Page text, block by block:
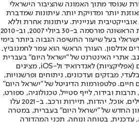
שנוסד מתוך האמונה שהציבור הישראלי
יותר ומדויקת יותר. עיתונות שמדברת
ועניינית. עיתונות אחרת וללא
תשלום. המהדורה המודפסת הראשונה פורסמה ב-30 ביולי 2007, וב-2010
בעל שיעור החשיפה הגבוה ביותר בימי
אדלסון. העורך הראשי הוא עמר לחמנוביץ,
אתרי האינטרנט של "ישראל היום" בעברית
ובאנגלית, כמו כן היישומונים (אפליקציות) לאנדרואיד ול-iOS, מציגים
מבזקים ועדכונים, ניתוחים ופרשנויות,
חיים. פלטפורמות הדיגיטל של "ישראל היום"
ובידור, לייף סטייל, טכנולוגיה, ספורט,
כלכלה וצרכנות, בריאות, חיילים, אוכל, יהדות, תיירות ורכב. ב-2021 עלו
החדש של "ישראל היום" בעברית, במטרה
עדכנית, בטוחה ונוחה. תכני המהדורה